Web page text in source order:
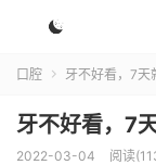

口腔  牙不好看，7天
牙不好看，7
2022-03-04 阅读